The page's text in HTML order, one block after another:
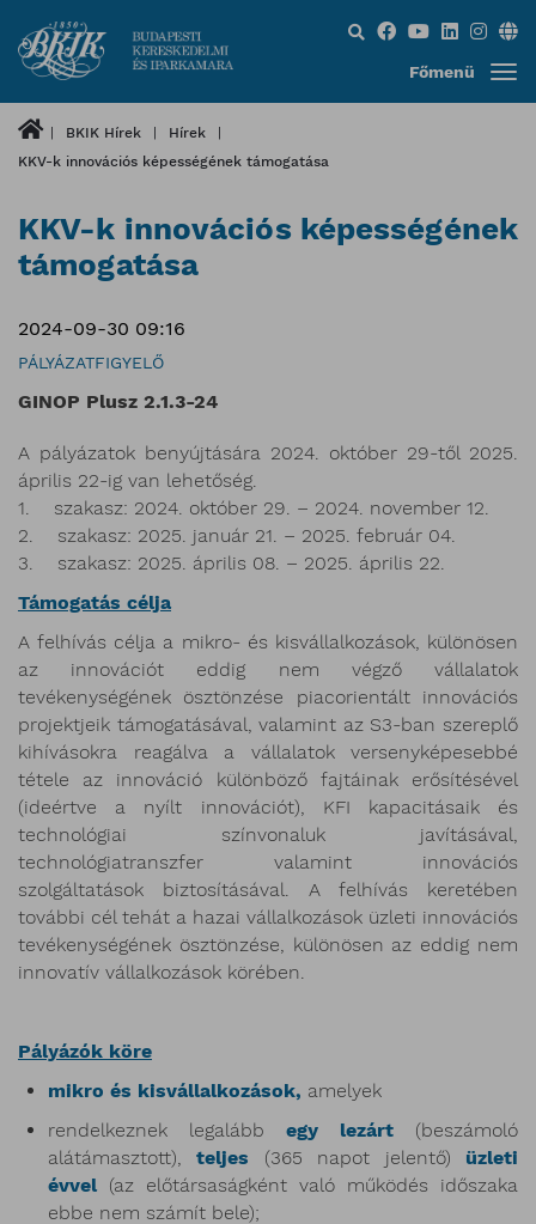
Keresés...
Főmenü
BKIK Hírek
Hírek
KKV-k innovációs képességének támogatása
KKV-k innovációs képességének
támogatása
2024-09-30 09:16
PÁLYÁZATFIGYELŐ
GINOP Plusz 2.1.3-24
A pályázatok benyújtására 2024. október 29-től 2025.
április 22-ig van lehetőség.
1. szakasz: 2024. október 29. – 2024. november 12.
2. szakasz: 2025. január 21. – 2025. február 04.
3. szakasz: 2025. április 08. – 2025. április 22.
Támogatás célja
A felhívás célja a mikro- és kisvállalkozások, különösen
az innovációt eddig nem végző vállalatok
tevékenységének ösztönzése piacorientált innovációs
projektjeik támogatásával, valamint az S3-ban szereplő
kihívásokra reagálva a vállalatok versenyképesebbé
tétele az innováció különböző fajtáinak erősítésével
(ideértve a nyílt innovációt), KFI kapacitásaik és
technológiai színvonaluk javításával,
technológiatranszfer valamint innovációs
szolgáltatások biztosításával. A felhívás keretében
további cél tehát a hazai vállalkozások üzleti innovációs
tevékenységének ösztönzése, különösen az eddig nem
innovatív vállalkozások körében.
Pályázók köre
mikro és kisvállalkozások, amelyek
rendelkeznek legalább egy lezárt (beszámoló
alátámasztott),teljes (365 napot jelentő) üzleti
évvel (az előtársaságként való működés időszaka
ebbe nem számít bele);